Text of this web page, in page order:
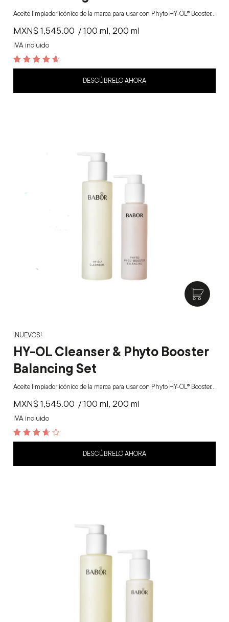
Aceite limpiador icónico de la marca para usar con Phyto HY-ÖL® Booster.…
MXN$ 1,545.00
IVA incluido
/ 100 ml, 200 ml
4.7
DESCÚBRELO AHORA
¡NUEVOS!
HY-OL Cleanser & Phyto Booster
Balancing Set
Aceite limpiador icónico de la marca para usar con Phyto HY-ÖL® Booster.…
MXN$ 1,545.00
IVA incluido
/ 100 ml, 200 ml
3.7
DESCÚBRELO AHORA